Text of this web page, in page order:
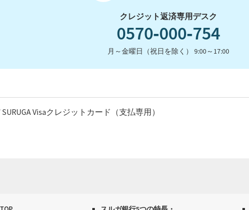
クレジット返済専用デスク
0570‐000‐754
月～金曜日（祝日を除く） 9:00～17:00
SURUGA Visaクレジットカード（支払専用）